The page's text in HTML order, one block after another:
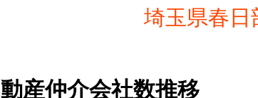
埼玉県春
産仲介会社数推移